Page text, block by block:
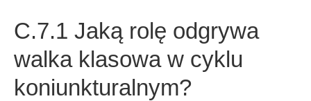
C.7.1 Jaką rolę odgrywa
walka klasowa w cyklu
koniunkturalnym?